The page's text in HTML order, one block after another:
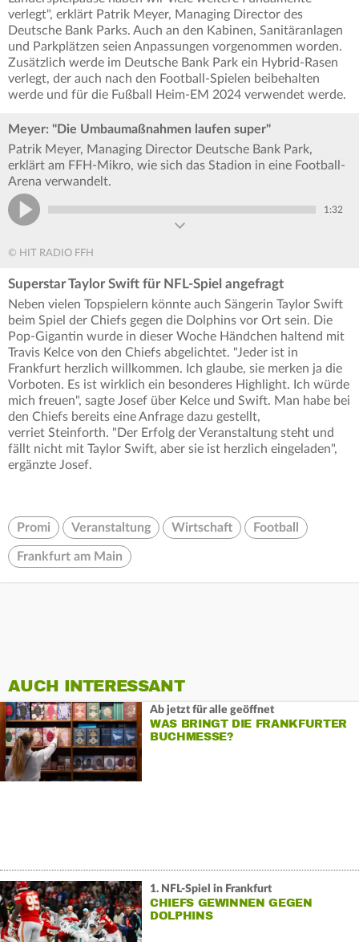
verlegt", erklärt Patrik Meyer, Managing Director des
Deutsche Bank Parks. Auch an den Kabinen, Sanitäranlagen
und Parkplätzen seien Anpassungen vorgenommen worden.
Zusätzlich werde im Deutsche Bank Park ein Hybrid-Rasen
verlegt, der auch nach den Football-Spielen beibehalten
werde und für die Fußball Heim-EM 2024 verwendet werde.
Meyer: "Die Umbaumaßnahmen laufen super"
Patrik Meyer, Managing Director Deutsche Bank Park,
erklärt am FFH-Mikro, wie sich das Stadion in eine Football-
Arena verwandelt.
1:32
© HIT RADIO FFH
Superstar Taylor Swift für NFL-Spiel angefragt
Neben vielen Topspielern könnte auch Sängerin Taylor Swift
beim Spiel der Chiefs gegen die Dolphins vor Ort sein. Die
Pop-Gigantin wurde in dieser Woche Händchen haltend mit
Travis Kelce von den Chiefs abgelichtet. "Jeder ist in
Frankfurt herzlich willkommen. Ich glaube, sie merken ja die
Vorboten. Es ist wirklich ein besonderes Highlight. Ich würde
mich freuen", sagte Josef über Kelce und Swift. Man habe bei
den Chiefs bereits eine Anfrage dazu gestellt,
verriet Steinforth. "Der Erfolg der Veranstaltung steht und
fällt nicht mit Taylor Swift, aber sie ist herzlich eingeladen",
ergänzte Josef.
Promi Veranstaltung Wirtschaft Football
Frankfurt am Main
AUCH INTERESSANT
Ab jetzt für alle geöffnet
WAS BRINGT DIE FRANKFURTER
BUCHMESSE?
1. NFL-Spiel in Frankfurt
CHIEFS GEWINNEN GEGEN
DOLPHINS